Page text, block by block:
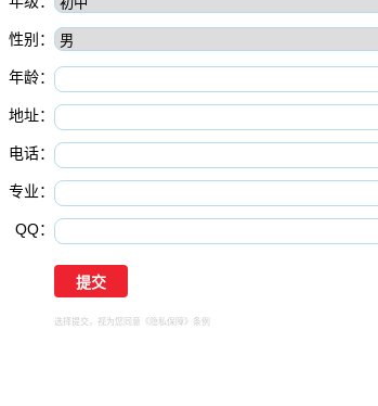
性别：
年龄：
地址：
电话：
专业：
QQ：
选择提交，视为您同意 《隐私保障》 条例